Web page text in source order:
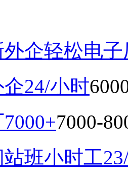
企轻松电子
24/小时
7000-
班小时工